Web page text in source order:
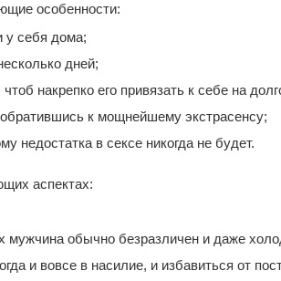
особенности:
у себя дома;
дней;
накрепко его привязать к себе на
к мощнейшему экстрасенсу;
недостатка в сексе никогда не будет.
аспектах:
мужчина обычно безразличен и даже
и вовсе в насилие, и избавиться от